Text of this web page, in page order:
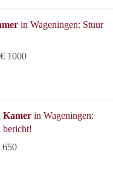
in Wageningen: Stuur
1000
Kamer in Wageningen:
bericht!
650